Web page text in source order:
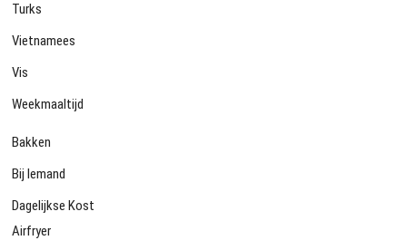
Turks
Vietnamees
Vis
Weekmaaltijd
Bakken
Bij Iemand
Dagelijkse Kost
Airfryer